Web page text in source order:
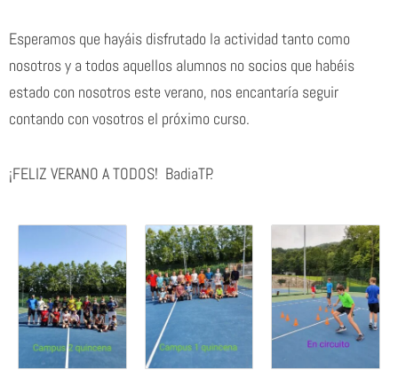
Esperamos que hayáis disfrutado la actividad tanto como
nosotros y a todos aquellos alumnos no socios que habéis
estado con nosotros este verano, nos encantaría seguir
contando con vosotros el próximo curso.
¡FELIZ VERANO A TODOS! BadiaTP.